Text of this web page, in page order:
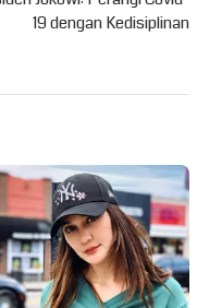
19 dengan Kedisiplinan